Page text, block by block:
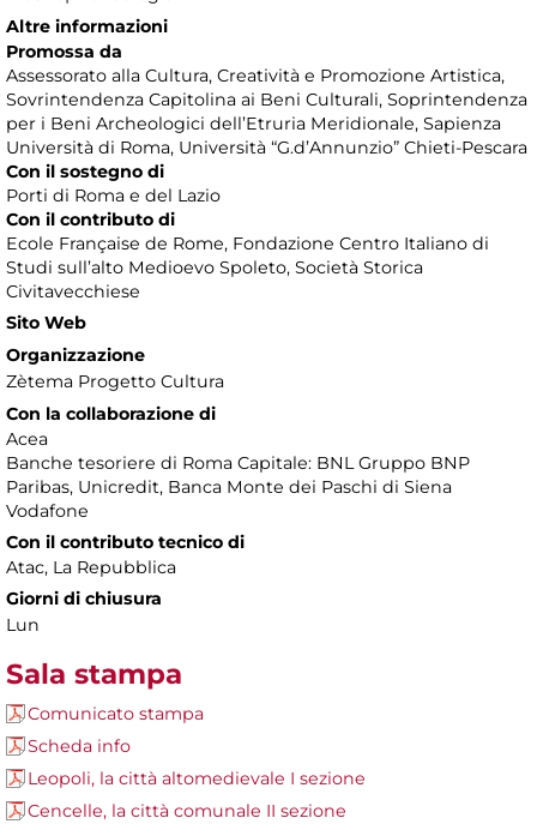
Altre informazioni
Promossa da
Assessorato alla Cultura, Creatività e Promozione Artistica,
Sovrintendenza Capitolina ai Beni Culturali, Soprintendenza
per i Beni Archeologici dell’Etruria Meridionale, Sapienza
Università di Roma, Università “G.d’Annunzio” Chieti-Pescara
Con il sostegno di
Porti di Roma e del Lazio
Con il contributo di
Ecole Française de Rome, Fondazione Centro Italiano di
Studi sull’alto Medioevo Spoleto, Società Storica
Civitavecchiese
Sito Web
Organizzazione
Zètema Progetto Cultura
Con la collaborazione di
Acea
Banche tesoriere di Roma Capitale: BNL Gruppo BNP
Paribas, Unicredit, Banca Monte dei Paschi di Siena
Vodafone
Con il contributo tecnico di
Atac, La Repubblica
Giorni di chiusura
Lun
Sala stampa
Comunicato stampa
Scheda info
Leopoli, la città altomedievale I sezione
Cencelle, la città comunale II sezione